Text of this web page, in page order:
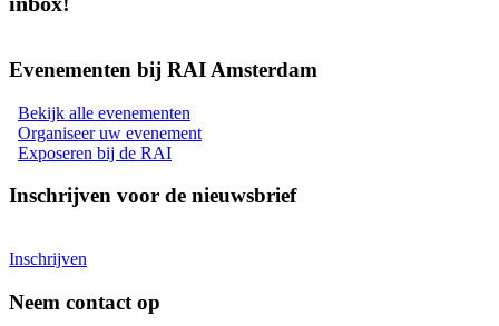
Evenementen bij RAI Amsterdam
Bekijk alle evenementen
Organiseer uw evenement
Exposeren bij de RAI
Inschrijven voor de nieuwsbrief
Inschrijven
Neem contact op